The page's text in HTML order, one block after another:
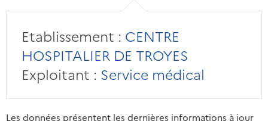
Etablissement : CENTRE
HOSPITALIER DE TROYES
Exploitant : Service médical
Les données présentent les dernières informations à jour